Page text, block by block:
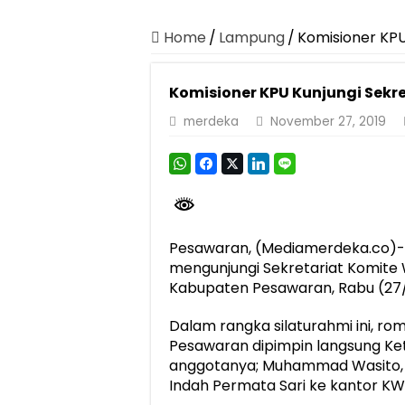
Pastikan Pelayanan Maksimal, Direksi
Jasa Raharja Jamin Seluruh Korban
Gelar Audiensi, Jasa Raharja dan
Berkontribusi terhadap Keselamatan dan
Jasa Raharja dan Korlantas Polri Ajak
Festival Literasi Lampung 2026 Dorong
Home / Lampung/ Komisioner
Komisioner KPU Kunjungi
merdeka November 27, 2019
Pesawaran,
mengunjungi Sekretariat Komite
Kabupaten Pesawaran, Rabu (27/
Dalam rangka silaturahmi ini,
Pesawaran dipimpin langsung
anggotanya; Muhammad
Indah Permata Sari ke kantor